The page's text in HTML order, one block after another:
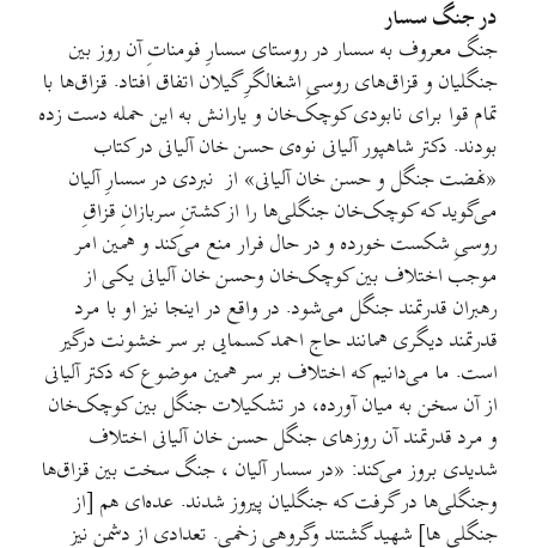
در جنگ سسار
جنگ معروف به سسار در روستای سسارِ فومناتِ آن روز بین
جنگلیان و قزاق‌های روسیِ اشغالگرِ گیلان اتفاق افتاد. قزاق‌ها با
تمام قوا برای نابودی کوچک‌خان و یارانش به این حمله دست زده
بودند. دکتر شاهپور آلیانی نوه‌ی حسن خان آلیانی در کتاب
«نهضت جنگل و حسن خان آلیانی» از نبردی در سسارِ آلیان
می‌گوید که کوچک‌خان جنگلی‌ها را از کشتنِ سربازانِ قزاقِ
روسیِ شکست خورده و در حال فرار منع می‌کند و همین امر
موجب اختلاف بین کوچک‌خان وحسن خان آلیانی یکی از
رهبران قدرتمند جنگل می‌شود. در واقع در اینجا نیز او با مرد
قدرتمند دیگری همانند حاج احمد کسمایی بر سر خشونت درگیر
است. ما می‌دانیم که اختلاف بر سر همین موضوع که دکتر آلیانی
از آن سخن به میان آورده، در تشکیلات جنگل بین کوچک‌خان
و مرد قدرتمند آن روزهای جنگل حسن خان آلیانی اختلاف
شدیدی بروز می‌کند: «در سسار آلیان ، جنگ سخت بین قزاق‌ها
وجنگلی‌ها در گرفت که جنگلیان پیروز شدند. عده‌ای هم [از
جنگلی ها] شهید گشتند وگروهی زخمی. تعدادی از دشمن نیز